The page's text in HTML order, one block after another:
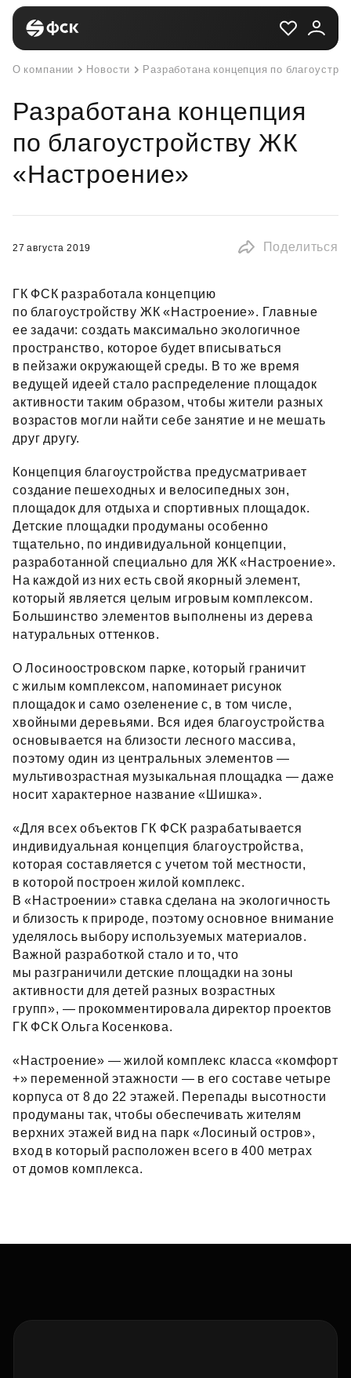
О компании Новости Разработана концепция по
Разработана концепция
по благоустройству ЖК
«Настроение»
27 августа 2019 Поделиться
ГК ФСК разработала концепцию
по благоустройству ЖК «Настроение». Главные
ее задачи: создать максимально экологичное
пространство, которое будет вписываться
в пейзажи окружающей среды. В то же время
ведущей идеей стало распределение площадок
активности таким образом, чтобы жители разных
возрастов могли найти себе занятие и не мешать
друг другу.
Концепция благоустройства предусматривает
создание пешеходных и велосипедных зон,
площадок для отдыха и спортивных площадок.
Детские площадки продуманы особенно
тщательно, по индивидуальной концепции,
разработанной специально для ЖК «Настроение».
На каждой из них есть свой якорный элемент,
который является целым игровым комплексом.
Большинство элементов выполнены из дерева
натуральных оттенков.
О Лосиноостровском парке, который граничит
с жилым комплексом, напоминает рисунок
площадок и само озеленение с, в том числе,
хвойными деревьями. Вся идея благоустройства
основывается на близости лесного массива,
поэтому один из центральных элементов —
мультивозрастная музыкальная площадка — даже
носит характерное название «Шишка».
«Для всех объектов ГК ФСК разрабатывается
индивидуальная концепция благоустройства,
которая составляется с учетом той местности,
в которой построен жилой комплекс.
В «Настроении» ставка сделана на экологичность
и близость к природе, поэтому основное внимание
уделялось выбору используемых материалов.
Важной разработкой стало и то, что
мы разграничили детские площадки на зоны
активности для детей разных возрастных
групп», — прокомментировала директор проектов
ГК ФСК Ольга Косенкова.
«Настроение» — жилой комплекс класса «комфорт
+» переменной этажности — в его составе четыре
корпуса от 8 до 22 этажей. Перепады высотности
продуманы так, чтобы обеспечивать жителям
верхних этажей вид на парк «Лосиный остров»,
вход в который расположен всего в 400 метрах
от домов комплекса.